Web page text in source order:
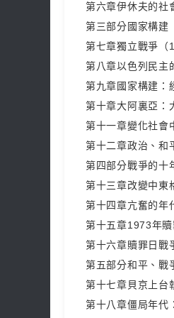
第六章伊休夫的社
第三部分國家構建
第七章獨立戰爭
第八章以色列民主
第九章國家構建：
第十章大阿裏亞：
第十一章變化社會
第十二章政治、和
第四部分戰爭的十
第十三章改變中東
第十四章亢奮的
第十五章1973年
第十六章贖罪日戰
第五部分和平、戰
第十七章貝京上台
第十八章僵局年